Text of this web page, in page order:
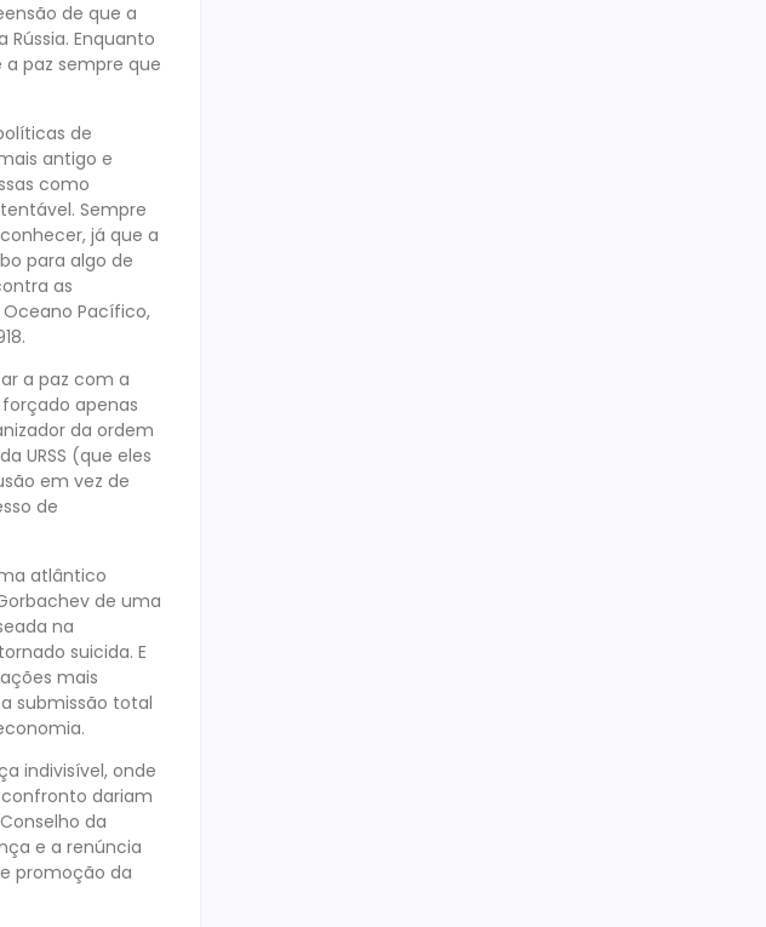
de que a
Enquanto
paz sempre que
de
antigo e
como
Sempre
já que a
para algo de
as
Pacífico,
a paz com a
forçado apenas
da ordem
URSS (que eles
em vez de
de
atlântico
de uma
na
suicida. E
mais
submissão total
indivisível, onde
dariam
da
e a renúncia
promoção da